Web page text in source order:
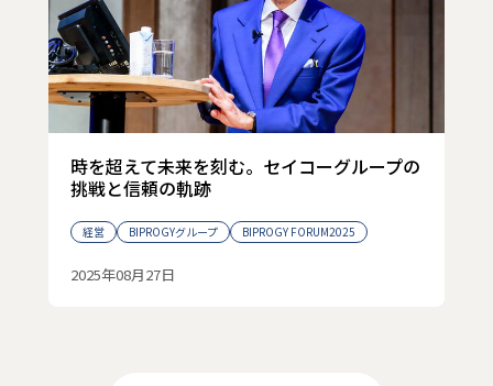
時を超えて未来を刻む。セイコーグループの
挑戦と信頼の軌跡
経営 BIPROGYグループ BIPROGY FORUM2025
2025年08月27日